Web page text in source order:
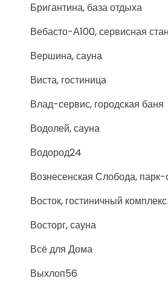
Бригантина, база отдыха
Вебасто-А100, сервисная
Вершина, сауна
Виста, гостиница
Влад-сервис, городская баня
Водолей, сауна
Водород24
Вознесенская Слобода, парк-
Восток, гостиничный комплекс
Восторг, сауна
Всё для Дома
Выхлоп56